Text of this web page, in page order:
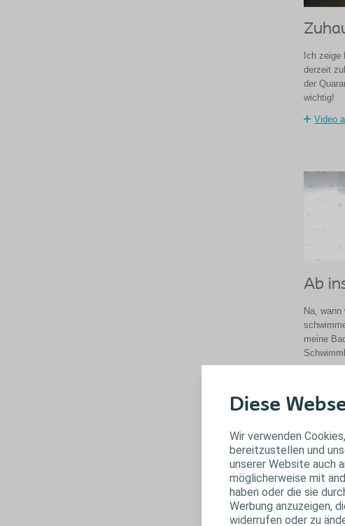
Diese
Wir verwenden
bereitzustellen und
unserer Website auch
möglicherweise mit
haben oder die sie
Werbung anzuzeigen,
widerrufen oder zu
Ich zeige
derzeit
der
wichtig!
Video
Ab
Na, wann
meine